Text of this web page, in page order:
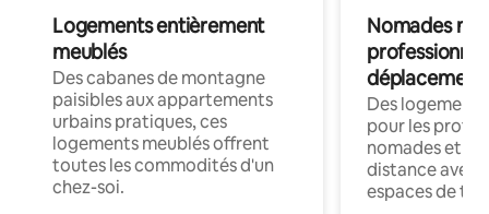
Logements entièrement
meublés
Des cabanes de montagne
paisibles aux appartements
urbains pratiques, ces
logements meublés offrent
toutes les commodités d'un
chez-soi.
Nomades
déplacement
Des
pour les
nomades et
distance avec
espaces de